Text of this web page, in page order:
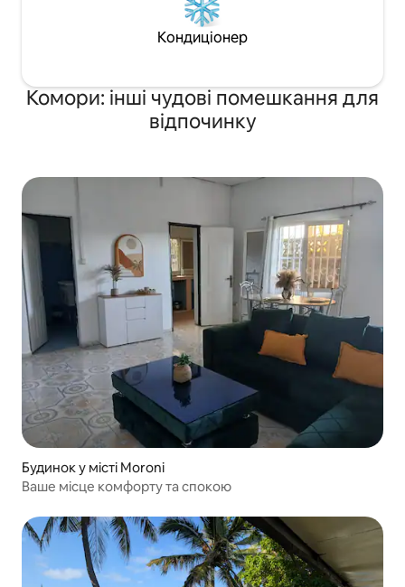
Кондиціонер
Комори: інші чудові помешкання для
відпочинку
Будинок у місті Moroni
Ваше місце комфорту та спокою